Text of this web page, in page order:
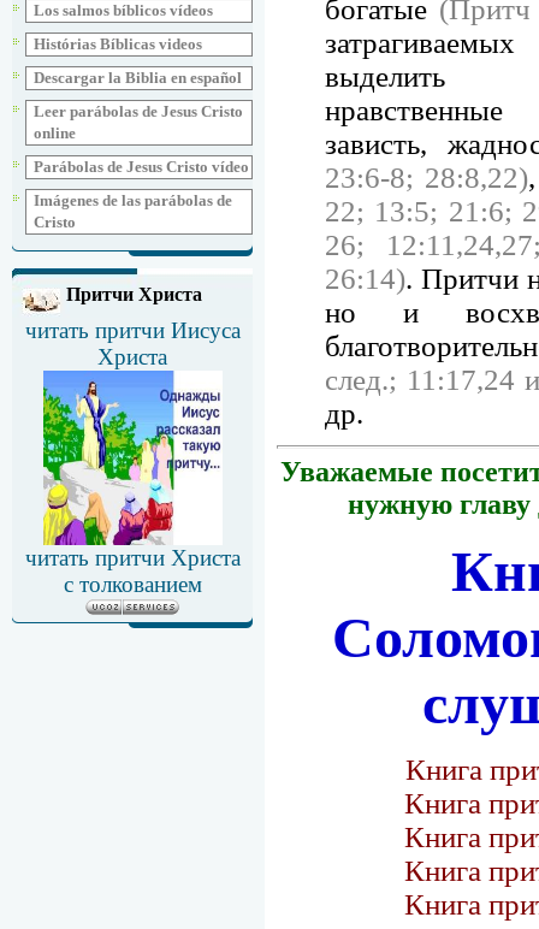
Los salmos bíblicos vídeos
Histórias Bíblicas videos
Descargar la Biblia en español
Leer parábolas de Jesus Cristo
online
Parábolas de Jesus Cristo vídeo
Imágenes de las parábolas de
Cristo
Притчи Христа
читать притчи Иисуса
Христа
читать притчи Христа
с толкованием
богатые
выделить
зависть,
23:6-8; 28:8,22)
22; 13:5; 21:6;
26;
26:14). Притчи
но и
след.; 11:17,24
др.
Уважаемые
нужную
Книга
Книга
Книга
Книга
Книга